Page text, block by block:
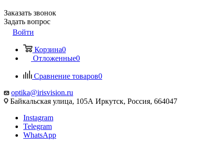
Заказать звонок
Задать вопрос
Войти
Корзина0
Отложенные0
Сравнение товаров0
optika@irisvision.ru
Байкальская улица, 105А Иркутск, Россия, 664047
Instagram
Telegram
WhatsApp